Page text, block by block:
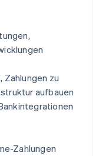
Zahlungen zu
aufbauen
Zahlungen